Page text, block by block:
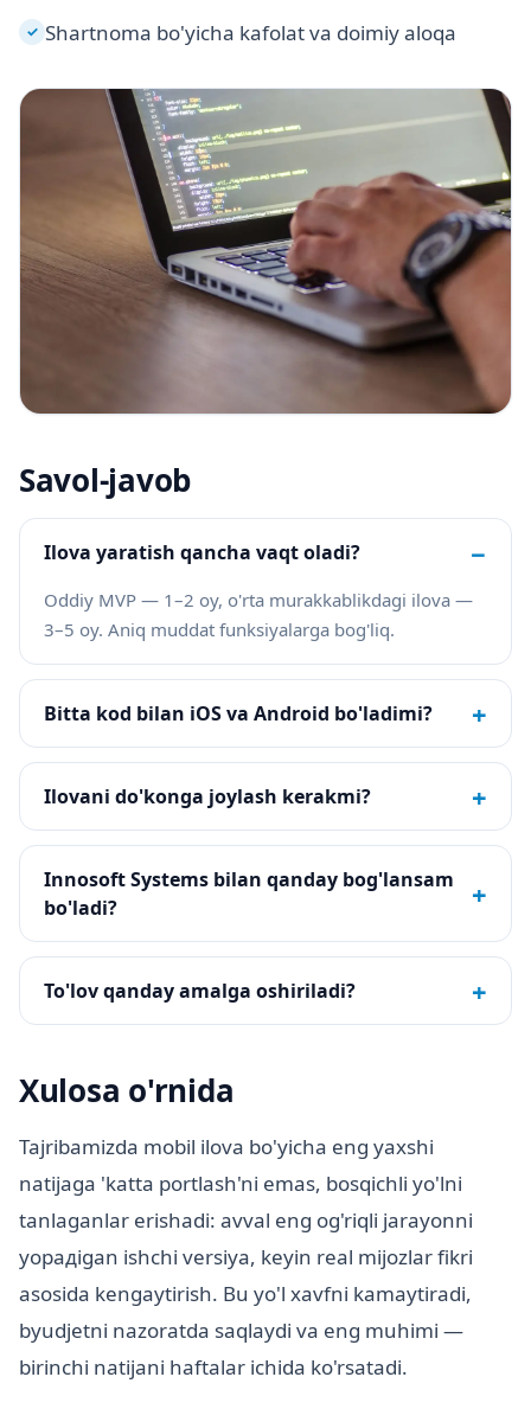
✓ Shartnoma bo'yicha kafolat va doimiy aloqa
Savol-javob
Ilova yaratish qancha vaqt oladi? −
Oddiy MVP — 1–2 oy, o'rta murakkablikdagi ilova —
3–5 oy. Aniq muddat funksiyalarga bog'liq.
Bitta kod bilan iOS va Android bo'ladimi? +
Ilovani do'konga joylash kerakmi? +
Innosoft Systems bilan qanday bog'lansam
bo'ladi?
+
To'lov qanday amalga oshiriladi? +
Xulosa o'rnida
Tajribamizda mobil ilova bo'yicha eng yaxshi
natijaga 'katta portlash'ni emas, bosqichli yo'lni
tanlaganlar erishadi: avval eng og'riqli jarayonni
yopадigan ishchi versiya, keyin real mijozlar fikri
asosida kengaytirish. Bu yo'l xavfni kamaytiradi,
byudjetni nazoratda saqlaydi va eng muhimi —
birinchi natijani haftalar ichida ko'rsatadi.